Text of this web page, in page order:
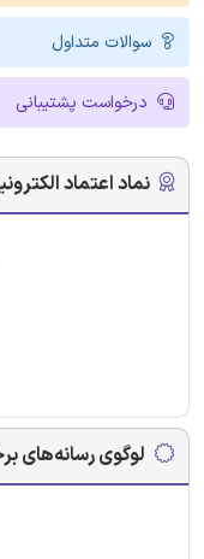
سوالات متداول
درخواست پشتیبانی
نماد اعتماد
لوگوی رسانه‌های